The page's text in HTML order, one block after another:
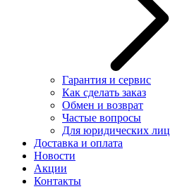
Гарантия и сервис
Как сделать заказ
Обмен и возврат
Частые вопросы
Для юридических лиц
Доставка и оплата
Новости
Акции
Контакты